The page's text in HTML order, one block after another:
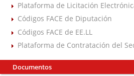
Plataforma de Licitación
Códigos FACE de Diputación
Códigos FACE de EE.LL
Plataforma de Contratación del
Documentos